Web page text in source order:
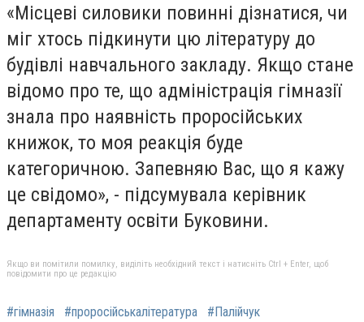
«Місцеві силовики повинні дізнатися, чи
міг хтось підкинути цю літературу до
будівлі навчального закладу. Якщо стане
відомо про те, що адміністрація гімназії
знала про наявність проросійських
книжок, то моя реакція буде
категоричною. Запевняю Вас, що я кажу
це свідомо», - підсумувала керівник
департаменту освіти Буковини.
Якщо ви помітили помилку, виділіть необхідний текст і натисніть Ctrl + Enter, щоб
повідомити про це редакцію
#гімназія #проросійськалітература #Палійчук